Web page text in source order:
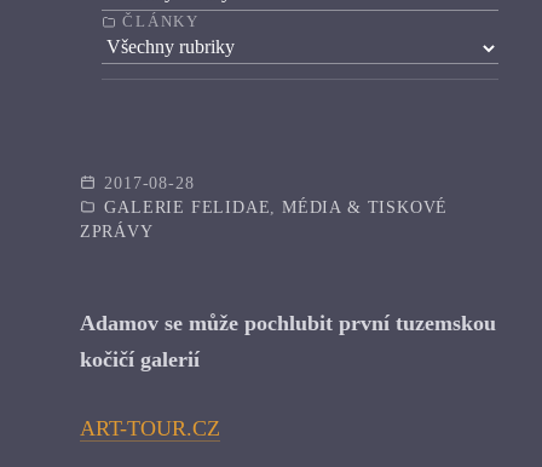
2017-08-28
GALERIE FELIDAE ,MÉDIA & TISKOVÉ
ZPRÁVY
Adamov se může pochlubit první tuzemskou
kočičí galerií
ART-TOUR.CZ
ČLÁNKY
Články